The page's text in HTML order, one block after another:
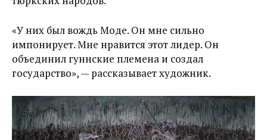
«У них был вождь Моде. Он мне сильно
импонирует. Мне нравится этот лидер. Он
объединил гуннские племена и создал
государство», — рассказывает художник.